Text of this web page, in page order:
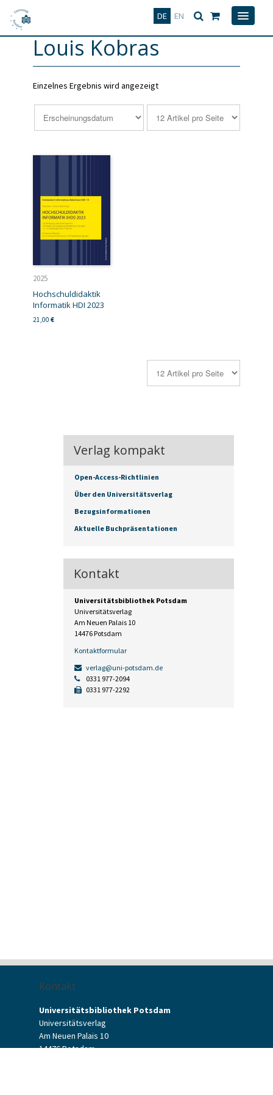
DE EN
Deutsch
Louis Kobras
Einzelnes Ergebnis wird angezeigt
2025
Hochschuldidaktik
Informatik HDI 2023
21,00 €
Verlag kompakt
Open-Access-Richtlinien
Über den Universitätsverlag
Bezugsinformationen
Aktuelle Buchpräsentationen
Kontakt
Universitätsbibliothek Potsdam
Universitätsverlag
Am Neuen Palais 10
14476 Potsdam
Kontaktformular
verlag@uni-potsdam.de
0331 977-2094
0331 977-2292
Kontakt
Universitätsbibliothek Potsdam
Universitätsverlag
Am Neuen Palais 10
14476 Potsdam